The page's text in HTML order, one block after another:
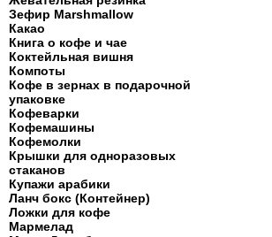
Зефир Marshmallow
Какао
Книга о кофе и чае
Коктейльная вишня
Компоты
Кофе в зернах в подарочной
упаковке
Кофеварки
Кофемашины
Кофемолки
Крышки для одноразовых
стаканов
Купажи арабики
Ланч бокс (Контейнер)
Ложки для кофе
Мармелад